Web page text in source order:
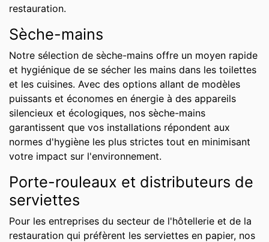
restauration.
Sèche-mains
Notre sélection de sèche-mains offre un moyen rapide
et hygiénique de se sécher les mains dans les toilettes
et les cuisines. Avec des options allant de modèles
puissants et économes en énergie à des appareils
silencieux et écologiques, nos sèche-mains
garantissent que vos installations répondent aux
normes d'hygiène les plus strictes tout en minimisant
votre impact sur l'environnement.
Porte-rouleaux et distributeurs de
serviettes
Pour les entreprises du secteur de l'hôtellerie et de la
restauration qui préfèrent les serviettes en papier, nos